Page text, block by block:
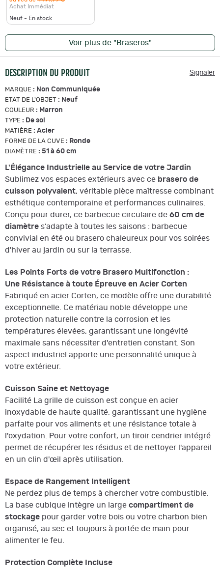
Achat Immédiat
Neuf - En stock
Voir plus de "Braseros"
DESCRIPTION DU PRODUIT Signaler
MARQUE : Non Communiquée
ETAT DE L'OBJET : Neuf
COULEUR : Marron
TYPE : De sol
MATIÈRE : Acier
FORME DE LA CUVE : Ronde
DIAMÈTRE : 51 à 60 cm
L'Élégance Industrielle au Service de votre Jardin
Sublimez vos espaces extérieurs avec ce brasero de
cuisson polyvalent, véritable pièce maîtresse combinant
esthétique contemporaine et performances culinaires.
Conçu pour durer, ce barbecue circulaire de 60 cm de
diamètre s’adapte à toutes les saisons : barbecue
convivial en été ou brasero chaleureux pour vos soirées
d'hiver au jardin ou sur la terrasse.
Les Points Forts de votre Brasero Multifonction :
Une Résistance à toute Épreuve en Acier Corten
Fabriqué en acier Corten, ce modèle offre une durabilité
exceptionnelle. Ce matériau noble développe une
protection naturelle contre la corrosion et les
températures élevées, garantissant une longévité
maximale sans nécessiter d'entretien constant. Son
aspect industriel apporte une personnalité unique à
votre extérieur.
Cuisson Saine et Nettoyage
Facilité La grille de cuisson est conçue en acier
inoxydable de haute qualité, garantissant une hygiène
parfaite pour vos aliments et une résistance totale à
l'oxydation. Pour votre confort, un tiroir cendrier intégré
permet de récupérer les résidus et de nettoyer l'appareil
en un clin d'œil après utilisation.
Espace de Rangement Intelligent
Ne perdez plus de temps à chercher votre combustible.
La base cubique intègre un large compartiment de
stockage pour garder votre bois ou votre charbon bien
organisé, au sec et toujours à portée de main pour
alimenter le feu.
Protection Complète Incluse